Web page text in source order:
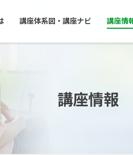
講座体系図・講座ナビ 講座情
講座情報